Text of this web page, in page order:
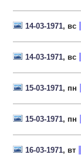
14-03-1971, вс
14-03-1971, вс
15-03-1971, пн
15-03-1971, пн
16-03-1971, вт